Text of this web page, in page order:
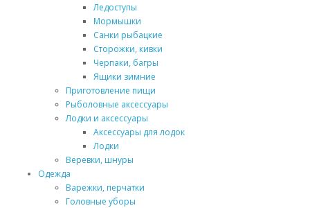
Ледоступы
Мормышки
Санки рыбацкие
Сторожки, кивки
Черпаки, багры
Ящики зимние
Приготовление пищи
Рыболовные аксессуары
Лодки и аксессуары
Аксессуары для лодок
Лодки
Веревки, шнуры
Одежда
Варежки, перчатки
Головные уборы